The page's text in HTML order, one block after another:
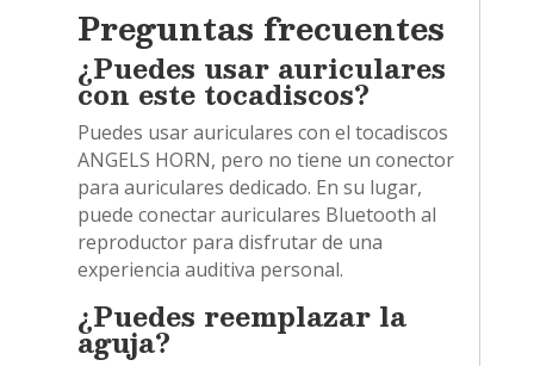
Preguntas frecuentes
¿Puedes usar auriculares
con este tocadiscos?
Puedes usar auriculares con el tocadiscos
ANGELS HORN, pero no tiene un conector
para auriculares dedicado. En su lugar,
puede conectar auriculares Bluetooth al
reproductor para disfrutar de una
experiencia auditiva personal.
¿Puedes reemplazar la
aguja?